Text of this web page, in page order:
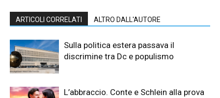
ARTICOLI CORRELATI ALTRO DALL'AUTORE
Sulla politica estera passava il
discrimine tra Dc e populismo
L’abbraccio. Conte e Schlein alla prova